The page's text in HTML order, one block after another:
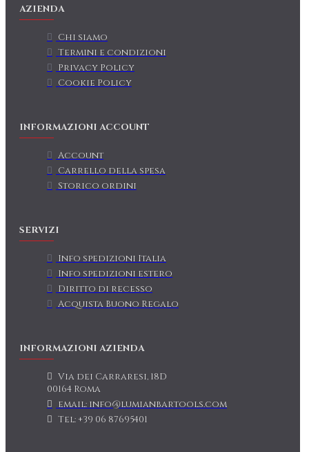
AZIENDA
Chi siamo
Termini e condizioni
Privacy Policy
Cookie Policy
INFORMAZIONI ACCOUNT
Account
Carrello della spesa
Storico ordini
SERVIZI
Info spedizioni Italia
Info spedizioni estero
Diritto di recesso
Acquista Buono Regalo
INFORMAZIONI AZIENDA
Via dei Carraresi, 18D
00164 Roma
email: info@lumianbartools.com
Tel: +39 06 87695401